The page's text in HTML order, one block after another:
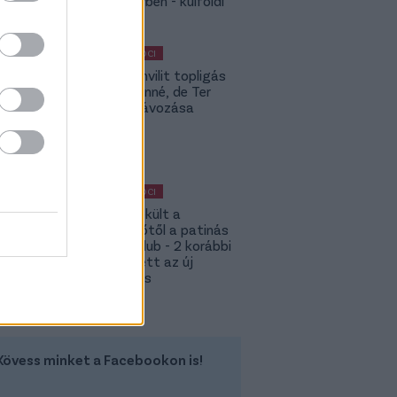
MAGYAR FOCI
Yaakobishvilit topligás
csapat vinné, de Ter
Stegen távozása
MAGYAR FOCI
Megmenekült a
süllyesztőtől a patinás
magyar klub - 2 korábbi
játékos lett az új
tulajdonos
minket a Facebookon is!